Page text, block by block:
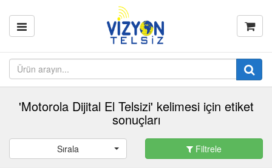
'Motorola Dijital El Telsizi' kelimesi için etiket
sonuçları
Sırala Filtrele